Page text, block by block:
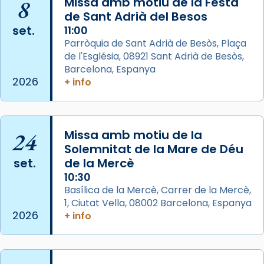
comitè organitzador de la visita apostòlica
del Sant Pare Lleó XIV a Barcelona, i als
col·laboradors, a la Catedral de Barcelona.
L’arquebisbe de Barcelona, el cardenal Joan
Josep Omella, ha presidit la missa i l’ha
concelebrat el bisbe auxiliar de Barcelona,
Mons. David Abadías.
📸 Dr. G. Simón
Photo
View on Facebook · Share
Arquebisbat de Barcelona
2 weeks ago
Memòria de les santes Juliana i
Semproniana, verges i màrtirs.
8
set.
2026
de Sant Adrià del Besos
11:00
Parròquia de Sant Adrià de Besòs, Plaça
de l'Església, 08921 Sant Adrià de Besòs,
Barcelona, Espanya
+ info
24
set.
2026
Missa amb motiu de la
Solemnitat de la Mare de Déu
de la Mercè
10:30
Basílica de la Mercè, Carrer de la Mercè,
1, Ciutat Vella, 08002 Barcelona, Espanya
+ info